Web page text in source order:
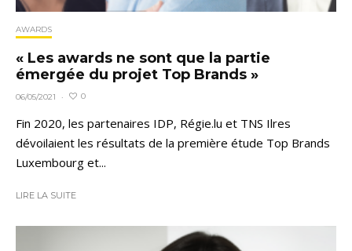
AWARDS
« Les awards ne sont que la partie
émergée du projet Top Brands »
06/05/2021 · 0
Fin 2020, les partenaires IDP, Régie.lu et TNS Ilres
dévoilaient les résultats de la première étude Top Brands
Luxembourg et...
LIRE LA SUITE